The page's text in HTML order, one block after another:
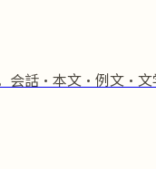
話・本文・例文・